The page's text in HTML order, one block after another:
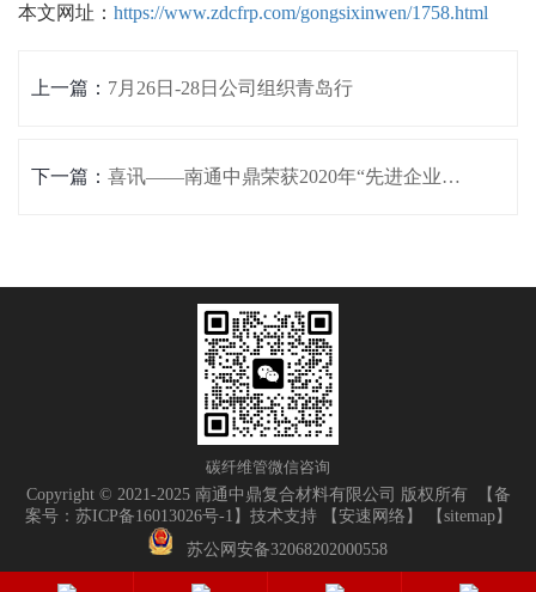
本文网址： https://www.zdcfrp.com/gongsixinwen/1758.html
上一篇： 7月26日-28日公司组织青岛行
下一篇： 喜讯——南通中鼎荣获2020年“先进企业”称号
碳纤维管微信咨询
Copyright © 2021-2025 南通中鼎复合材料有限公司 版权所有 【备
案号：苏ICP备16013026号-1 】技术支持 【安速网络 】 【sitemap】
苏公网安备32068202000558